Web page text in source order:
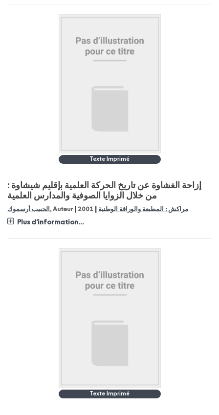
Texte Imprimé
إزاحة الغشاوة عن تاريخ الحركة العلمية بإقليم شيشاوة :
من خلال الزوايا الصوفية والمدارس العلمية
الحبيب أرسموك , Auteur مراكش : المطبعة والوراقة الوطنية 2001
Plus d'information...
Texte Imprimé